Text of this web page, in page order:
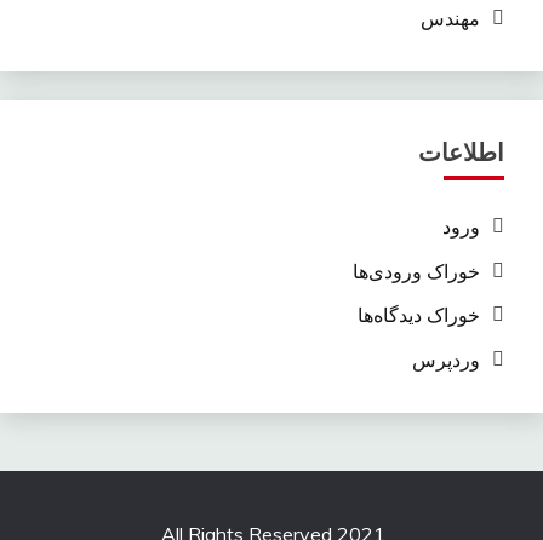
مهندس
اطلاعات
ورود
خوراک ورودی‌ها
خوراک دیدگاه‌ها
وردپرس
All Rights Reserved 2021.